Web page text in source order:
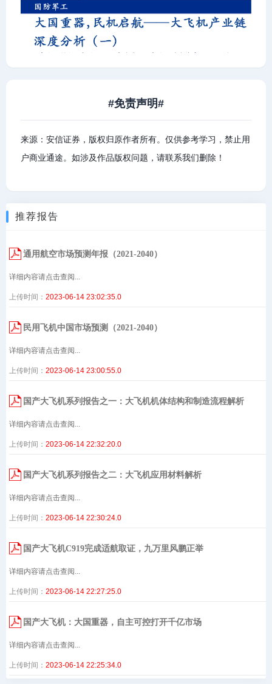
#免责声明#
来源：安信证券，版权归原作者所有。仅供参考学习，禁止用
户商业通途。如涉及作品版权问题，请联系我们删除！
推荐报告
通用航空市场预测年报（2021-2040）
详细内容请点击查阅...
上传时间： 2023-06-14 23:02:35.0
民用飞机中国市场预测（2021-2040）
详细内容请点击查阅...
上传时间： 2023-06-14 23:00:55.0
国产大飞机系列报告之一：大飞机机体结构和制造流程解析
详细内容请点击查阅...
上传时间： 2023-06-14 22:32:20.0
国产大飞机系列报告之二：大飞机应用材料解析
详细内容请点击查阅...
上传时间： 2023-06-14 22:30:24.0
国产大飞机C919完成适航取证，九万里风鹏正举
详细内容请点击查阅...
上传时间： 2023-06-14 22:27:25.0
国产大飞机：大国重器，自主可控打开千亿市场
详细内容请点击查阅...
上传时间： 2023-06-14 22:25:34.0